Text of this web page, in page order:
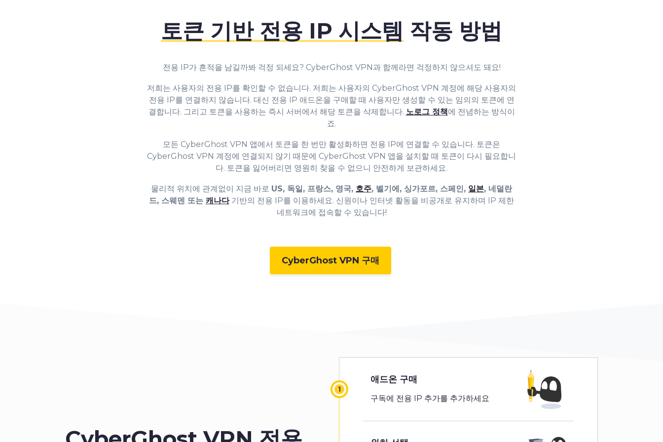
토큰 기반 전용 IP 시스템 작동 방법
전용 IP가 흔적을 남길까봐 걱정 되세요? CyberGhost VPN과 함께라면 걱정하지 않으셔도 돼요!
저희는 사용자의 전용 IP를 확인할 수 없습니다. 저희는 사용자의 CyberGhost VPN 계정에 해당 사용자의
전용 IP를 연결하지 않습니다. 대신 전용 IP 애드온을 구매할 때 사용자만 생성할 수 있는 임의의 토큰에 연
결합니다. 그리고 토큰을 사용하는 즉시 서버에서 해당 토큰을 삭제합니다. 노로그 정책에 전념하는 방식이
죠.
모든 CyberGhost VPN 앱에서 토큰을 한 번만 활성화하면 전용 IP에 연결할 수 있습니다. 토큰은
CyberGhost VPN 계정에 연결되지 않기 때문에 CyberGhost VPN 앱을 설치할 때 토큰이 다시 필요합니
다. 토큰을 잃어버리면 영원히 찾을 수 없으니 안전하게 보관하세요.
물리적 위치에 관계없이 지금 바로 US, 독일, 프랑스, 영국, 호주, 벨기에, 싱가포르, 스페인, 일본, 네덜란
드, 스웨덴 또는 캐나다기반의 전용 IP를 이용하세요. 신원이나 인터넷 활동을 비공개로 유지하며 IP 제한
네트워크에 접속할 수 있습니다!
CyberGhost VPN 구매
애드온 구매
구독에 전용 IP 추가를 추가하세요